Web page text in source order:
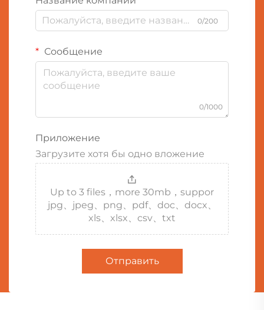
0/200
Сообщение
0/1000
Приложение
Загрузите хотя бы одно вложение
Up to 3 files，more 30mb，suppor
jpg、jpeg、png、pdf、doc、docx、
xls、xlsx、csv、txt
Отправить